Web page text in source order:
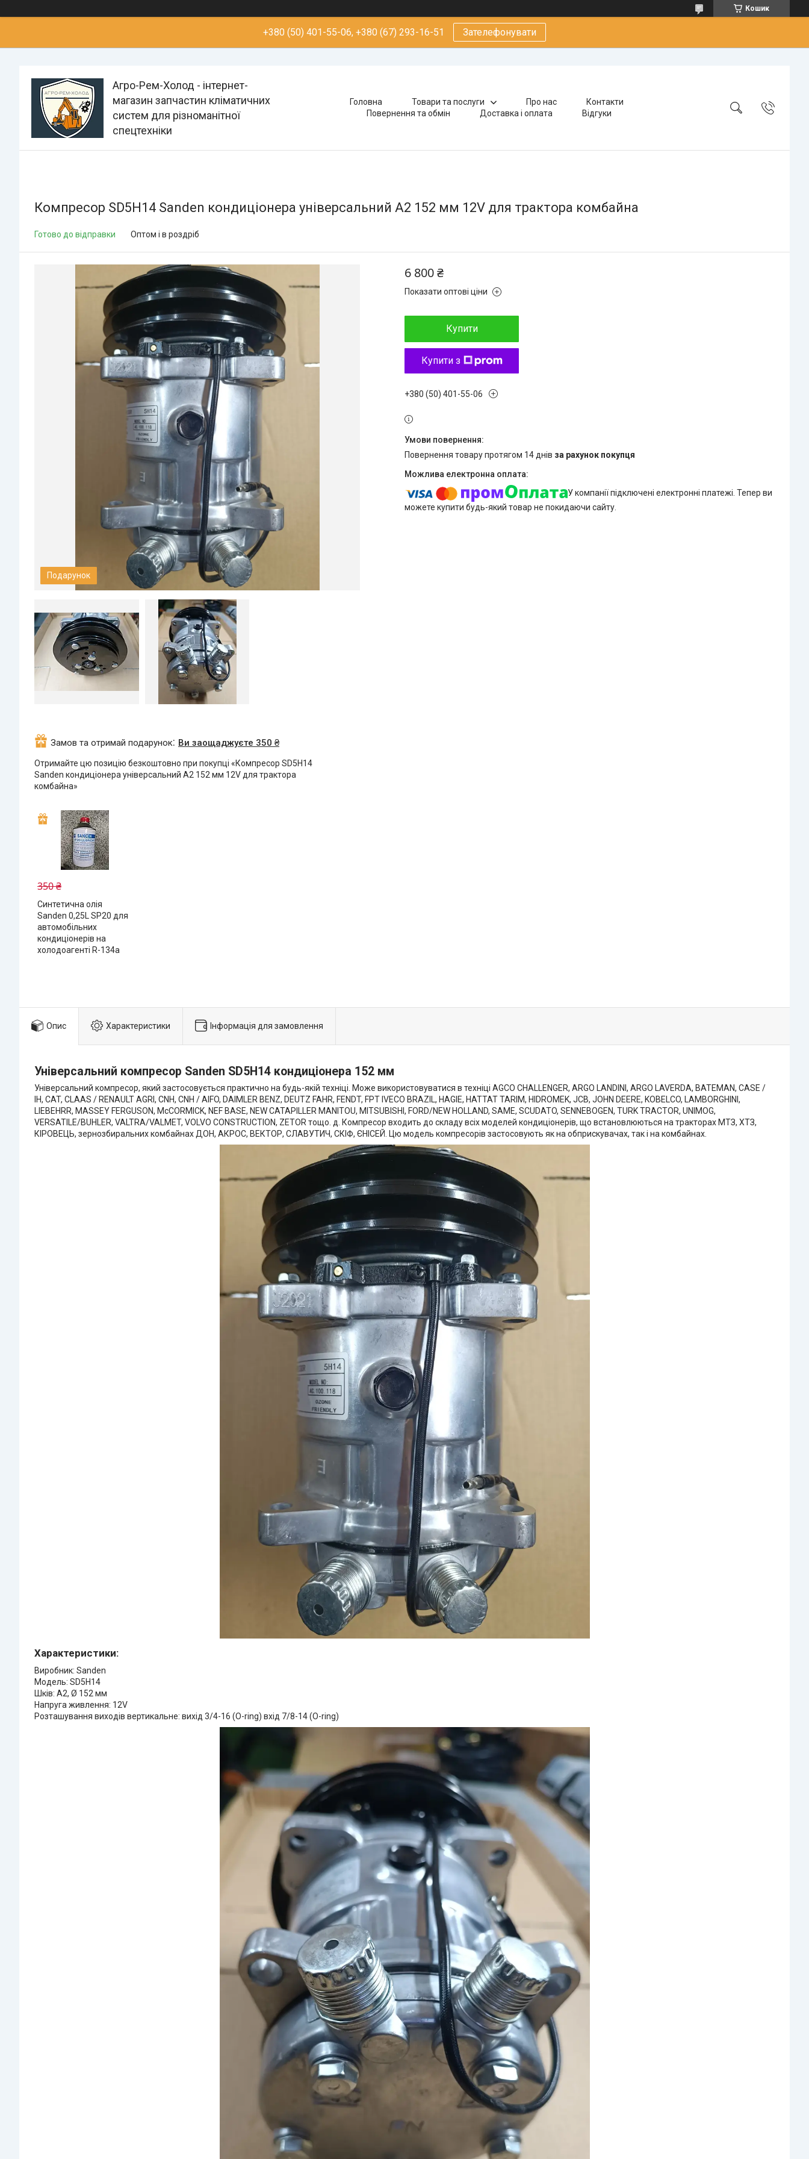
Кошик
+380 (50) 401-55-06, +380 (67) 293-16-51 Зателефонувати
Агро-Рем-Холод - інтернет-
магазин запчастин кліматичних
систем для різноманітної
спецтехніки
Головна Товари та послуги Про нас
Контакти
Повернення та обмін
Доставка і оплата Відгуки
Компресор SD5H14 Sanden кондиціонера універсальний А2 152 мм 12V для трактора комбайна
Готово до відправки Оптом і в роздріб
Подарунок
6 800 ₴
Показати оптові ціни
Купити
Купити з
+380 (50) 401-55-06
повернення товару протягом 14 днів за рахунок покупця
У компанії підключені електронні платежі. Тепер ви
можете купити будь-який товар не покидаючи сайту.
Замов та отримай подарунок Ви заощаджуєте 350 ₴
Отримайте цю позицію безкоштовно при покупці «Компресор SD5H14
Sanden кондиціонера універсальний А2 152 мм 12V для трактора
комбайна»
350 ₴
Синтетична олія
Sanden 0,25L SP20 для
автомобільних
кондиціонерів на
холодоагенті R-134a
Опис Характеристики Інформація для замовлення
Універсальний компресор Sanden SD5H14 кондиціонера 152 мм
Універсальний компресор, який застосовується практично на будь-якій техніці. Може використовуватися в техніці AGCO CHALLENGER, ARGO LANDINI, ARGO LAVERDA, BATEMAN, CASE /
IH, CAT, CLAAS / RENAULT AGRI, CNH, CNH / AIFO, DAIMLER BENZ, DEUTZ FAHR, FENDT, FPT IVECO BRAZIL, HAGIE, HATTAT TARIM, HIDROMEK, JCB, JOHN DEERE, KOBELCO, LAMBORGHINI,
LIEBEHRR, MASSEY FERGUSON, McCORMICK, NEF BASE, NEW CATAPILLER MANITOU, MITSUBISHI, FORD/NEW HOLLAND, SAME, SCUDATO, SENNEBOGEN, TURK TRACTOR, UNIMOG,
VERSATILE/BUHLER, VALTRA/VALMET, VOLVO CONSTRUCTION, ZETOR тощо. д. Компресор входить до складу всіх моделей кондиціонерів, що встановлюються на тракторах МТЗ, ХТЗ,
КІРОВЕЦЬ, зернозбиральних комбайнах ДОН, АКРОС, ВЕКТОР, СЛАВУТИЧ, СКІФ, ЄНІСЕЙ. Цю модель компресорів застосовують як на обприскувачах, так і на комбайнах.
Характеристики:
Виробник: Sanden
Модель: SD5H14
Шків: А2, Ø 152 мм
Напруга живлення: 12V
Розташування виходів вертикальне: вихід 3/4-16 (O-ring) вхід 7/8-14 (O-ring)